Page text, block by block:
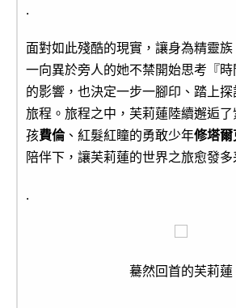
.
面對如此殘酷的現實，讓身為精靈
一向異於旁人的她不禁開始思考『
的影響，也決定一步一腳印、踏上
旅程。旅程之中，芙莉蓮陸續邂逅
孩費倫、紅髮紅瞳的勇敢少年修塔爾
陪伴下，讓芙莉蓮的世界之旅愈發多
.
驀然回首的芙莉蓮